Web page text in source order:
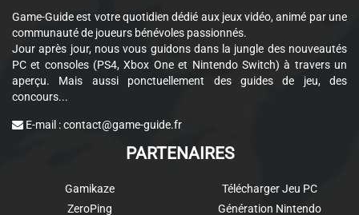
Game-Guide est votre quotidien dédié aux jeux vidéo, animé par une
communauté de joueurs bénévoles passionnés.
Jour après jour, nous vous guidons dans la jungle des nouveautés
PC et consoles (PS4, Xbox One et Nintendo Switch) à travers un
aperçu. Mais aussi ponctuellement des guides de jeu, des
concours...
E-mail :contact@game-guide.fr
PARTENAIRES
Gamikaze
ZeroPing
Télécharger Jeu PC
Génération Nintendo